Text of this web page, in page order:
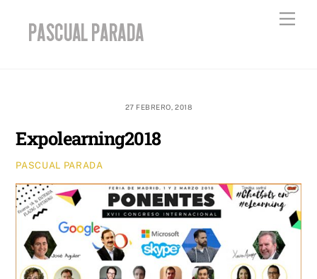
content
27 FEBRERO, 2018
Expolearning2018
PASCUAL PARADA